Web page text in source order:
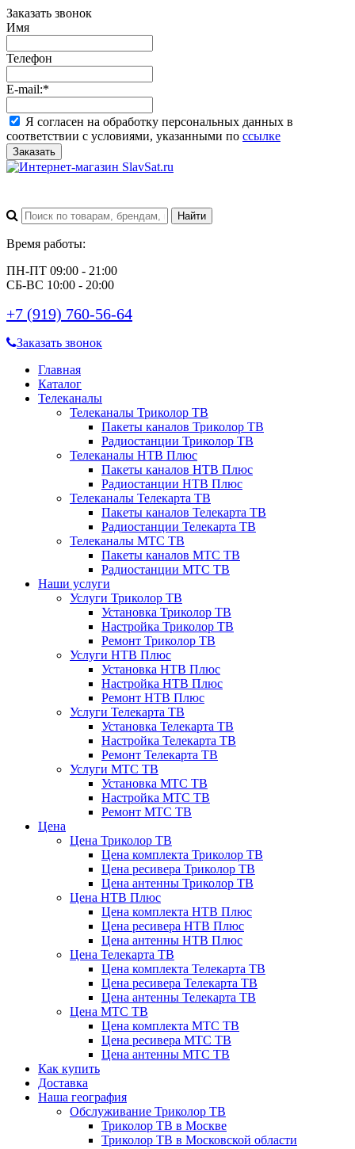
Заказать звонок
Имя
Телефон
E-mail:*
Я согласен на обработку персональных данных в
соответствии с условиями, указанными по ссылке
Заказать
Время работы:
ПН-ПТ 09:00 - 21:00
СБ-ВС 10:00 - 20:00
+7 (919) 760-56-64
Заказать звонок
Главная
Каталог
Телеканалы
Телеканалы Триколор ТВ
Пакеты каналов Триколор ТВ
Радиостанции Триколор ТВ
Телеканалы НТВ Плюс
Пакеты каналов НТВ Плюс
Радиостанции НТВ Плюс
Телеканалы Телекарта ТВ
Пакеты каналов Телекарта ТВ
Радиостанции Телекарта ТВ
Телеканалы МТС ТВ
Пакеты каналов МТС ТВ
Радиостанции МТС ТВ
Наши услуги
Услуги Триколор ТВ
Установка Триколор ТВ
Настройка Триколор ТВ
Ремонт Триколор ТВ
Услуги НТВ Плюс
Установка НТВ Плюс
Настройка НТВ Плюс
Ремонт НТВ Плюс
Услуги Телекарта ТВ
Установка Телекарта ТВ
Настройка Телекарта ТВ
Ремонт Телекарта ТВ
Услуги МТС ТВ
Установка МТС ТВ
Настройка МТС ТВ
Ремонт МТС ТВ
Цена
Цена Триколор ТВ
Цена комплекта Триколор ТВ
Цена ресивера Триколор ТВ
Цена антенны Триколор ТВ
Цена НТВ Плюс
Цена комплекта НТВ Плюс
Цена ресивера НТВ Плюс
Цена антенны НТВ Плюс
Цена Телекарта ТВ
Цена комплекта Телекарта ТВ
Цена ресивера Телекарта ТВ
Цена антенны Телекарта ТВ
Цена МТС ТВ
Цена комплекта МТС ТВ
Цена ресивера МТС ТВ
Цена антенны МТС ТВ
Как купить
Доставка
Наша география
Обслуживание Триколор ТВ
Триколор ТВ в Москве
Триколор ТВ в Московской области